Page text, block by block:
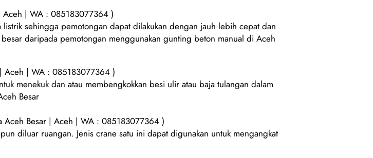
Aceh | WA : 085183077364 )
sehingga pemotongan dapat dilakukan dengan jauh lebih cepat dan
daripada pemotongan menggunakan gunting beton manual di Aceh
| Aceh | WA : 085183077364 )
menekuk dan atau membengkokkan besi ulir atau baja tulangan dalam
Besar
Aceh Besar | Aceh | WA : 085183077364 )
diluar ruangan. Jenis crane satu ini dapat digunakan untuk mengangkat